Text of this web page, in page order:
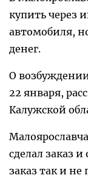
купить через
автомобиля,
денег.
О
22 января,
Калужской
сделал заказ
заказ так и не